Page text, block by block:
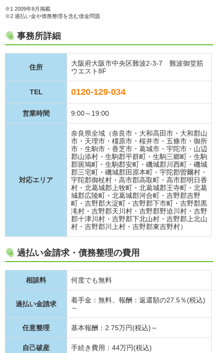
※1 2009年8月掲載
※2 過払い金や債務整理を含む借金問題
事務所詳細
住所
大阪府大阪市中央区難波2-3-7 難波御堂筋
ウエスト8F
TEL 0120-129-034
営業時間 9:00～19:00
対応エリア
奈良県全域（奈良市・大和高田市・大和郡山
市・天理市・橿原市・桜井市・五條市・御所
市・生駒市・香芝市・葛城市・宇陀市・山辺
郡山添村・生駒郡平群町・生駒三郷町・生駒
郡斑鳩町・生駒郡安町・磯城郡川西町・磯城
郡三宅町・磯城郡田原本町・宇陀郡曽爾村・
宇陀郡御杖村・高市郡高取町・高市郡明日香
村・北葛城郡上牧町・北葛城郡王寺町・北葛
城郡広陵町・北葛城郡河合町・吉野郡吉野
町・吉野郡大淀町・吉野郡下市町・吉野郡黒
滝村・吉野郡天川村・吉野郡野迫川村・吉野
郡十津川村・吉野郡下北山村・吉野郡上北山
村・吉野郡川上村・吉野郡東吉野村）
過払い金請求・債務整理の費用
相談料 何度でも無料
過払い金請求
着手金：無料、報酬：返還額の27.5％(税込)
～
任意整理 基本報酬：2.75万円(税込)～
自己破産 手続き費用：44万円(税込)